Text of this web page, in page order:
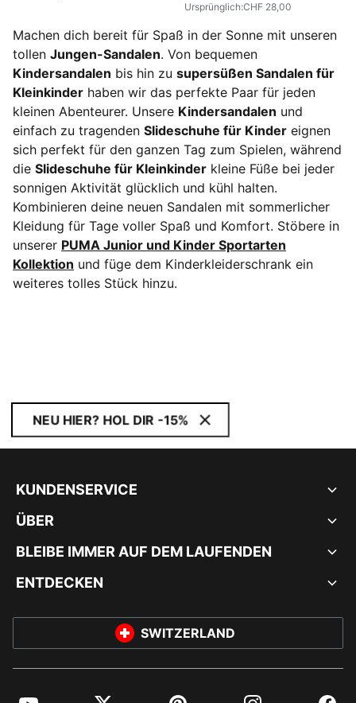
Ursprünglich:CHF 28,00
Machen dich bereit für Spaß in der Sonne mit unseren
tollen Jungen-Sandalen. Von bequemen
Kindersandalen bis hin zu supersüßen Sandalen für
Kleinkinder haben wir das perfekte Paar für jeden
kleinen Abenteurer. Unsere Kindersandalen und
einfach zu tragenden Slideschuhe für Kinder eignen
sich perfekt für den ganzen Tag zum Spielen, während
die Slideschuhe für Kleinkinder kleine Füße bei jeder
sonnigen Aktivität glücklich und kühl halten.
Kombinieren deine neuen Sandalen mit sommerlicher
Kleidung für Tage voller Spaß und Komfort. Stöbere in
unserer PUMA Junior und Kinder Sportarten
Kollektion und füge dem Kinderkleiderschrank ein
weiteres tolles Stück hinzu.
NEU HIER? HOL DIR -15%
KUNDENSERVICE
ÜBER
BLEIBE IMMER AUF DEM LAUFENDEN
ENTDECKEN
SWITZERLAND